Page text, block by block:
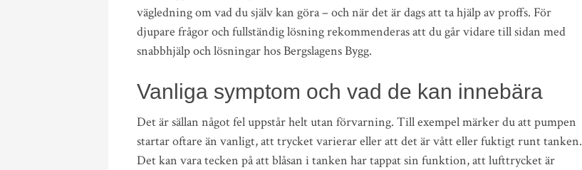
vägledning om vad du själv kan göra – och när det är dags att ta hjälp av proffs. För
djupare frågor och fullständig lösning rekommenderas att du går vidare till sidan med
snabbhjälp och lösningar hos Bergslagens Bygg.
Vanliga symptom och vad de kan innebära
Det är sällan något fel uppstår helt utan förvarning. Till exempel märker du att pumpen
startar oftare än vanligt, att trycket varierar eller att det är vått eller fuktigt runt tanken.
Det kan vara tecken på att blåsan i tanken har tappat sin funktion, att lufttrycket är